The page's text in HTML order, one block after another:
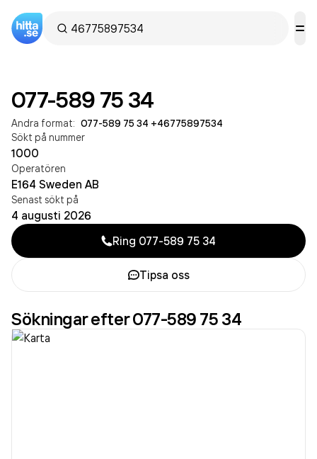
077-589 75 34
Andra format: 077-589 75 34 +46775897534
Sökt på nummer
1000
Operatören
E164 Sweden AB
Senast sökt på
4 augusti 2026
Ring 077-589 75 34
Tipsa oss
Sökningar efter 077-589 75 34